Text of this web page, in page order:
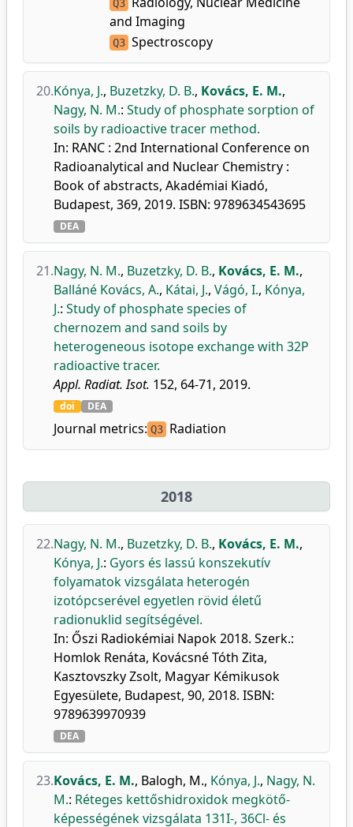
Q3
and Imaging
Q3 Spectroscopy
20.Kónya, J., Buzetzky, D. B., Kovács, E. M.,
Nagy, N. M.: Study of phosphate sorption of
soils by radioactive tracer method.
In: RANC : 2nd International Conference on
Radioanalytical and Nuclear Chemistry :
Book of abstracts, Akadémiai Kiadó,
Budapest, 369, 2019. ISBN: 9789634543695
DEA
21.Nagy, N. M., Buzetzky, D. B., Kovács, E. M.,
Balláné Kovács, A., Kátai, J., Vágó, I., Kónya,
J.: Study of phosphate species of
chernozem and sand soils by
heterogeneous isotope exchange with 32P
radioactive tracer.
Appl. Radiat. Isot. 152, 64-71, 2019.
doi DEA
Journal metrics: Q3 Radiation
2018
22.Nagy, N. M., Buzetzky, D. B., Kovács, E. M.,
Kónya, J.: Gyors és lassú konszekutív
folyamatok vizsgálata heterogén
izotópcserével egyetlen rövid életű
radionuklid segítségével.
In: Őszi Radiokémiai Napok 2018. Szerk.:
Homlok Renáta, Kovácsné Tóth Zita,
Kasztovszky Zsolt, Magyar Kémikusok
Egyesülete, Budapest, 90, 2018. ISBN:
9789639970939
DEA
23.Kovács, E. M., Balogh, M., Kónya, J., Nagy, N.
M.: Réteges kettőshidroxidok megkötő-
képességének vizsgálata 131I-, 36Cl- és